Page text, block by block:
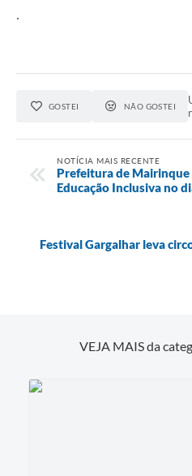
GOSTEI NÃO GOSTEI
NOTÍCIA MAIS RECENTE
Prefeitura de Mairinque
Educação Inclusiva no
Festival Gargalhar leva
VEJA MAIS da